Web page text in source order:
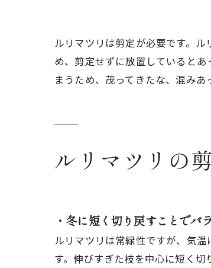
ルリマツリは剪定が必要です。
め、剪定せずに放置していると
まうため、茂ってきたな、混みあ
ルリマツリの
・冬に短く切り戻すことでバ
ルリマツリは常緑性ですが、気
す。伸びすぎた枝を中心に短く切